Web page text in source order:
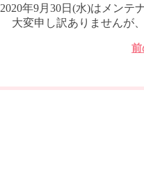
2020年9月30日(水)はメンテ
大変申し訳ありませんが
前